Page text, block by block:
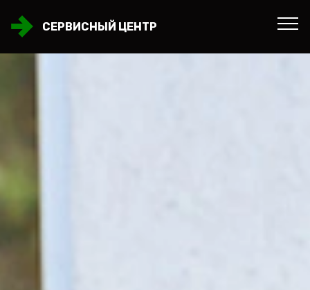
СЕРВИСНЫЙ ЦЕНТР